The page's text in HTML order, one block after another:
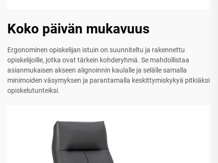
Koko päivän mukavuus
Ergonominen opiskelijan istuin on suunniteltu ja rakennettu
opiskelijoille, jotka ovat tärkein kohderyhmä. Se mahdollistaa
asianmukaisen akseen alignoinnin kaulalle ja selälle samalla
minimoiden väsymyksen ja parantamalla keskittymiskykyä pitkiäksi
opiskelutunteiksi.